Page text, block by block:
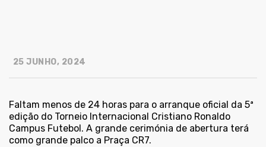
25 JUNHO, 2024
Faltam menos de 24 horas para o arranque oficial da 5ª
edição do Torneio Internacional Cristiano Ronaldo
Campus Futebol. A grande cerimónia de abertura terá
como grande palco a Praça CR7.